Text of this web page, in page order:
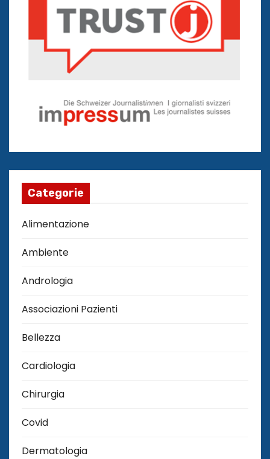
Categorie
Alimentazione
Ambiente
Andrologia
Associazioni Pazienti
Bellezza
Cardiologia
Chirurgia
Covid
Dermatologia